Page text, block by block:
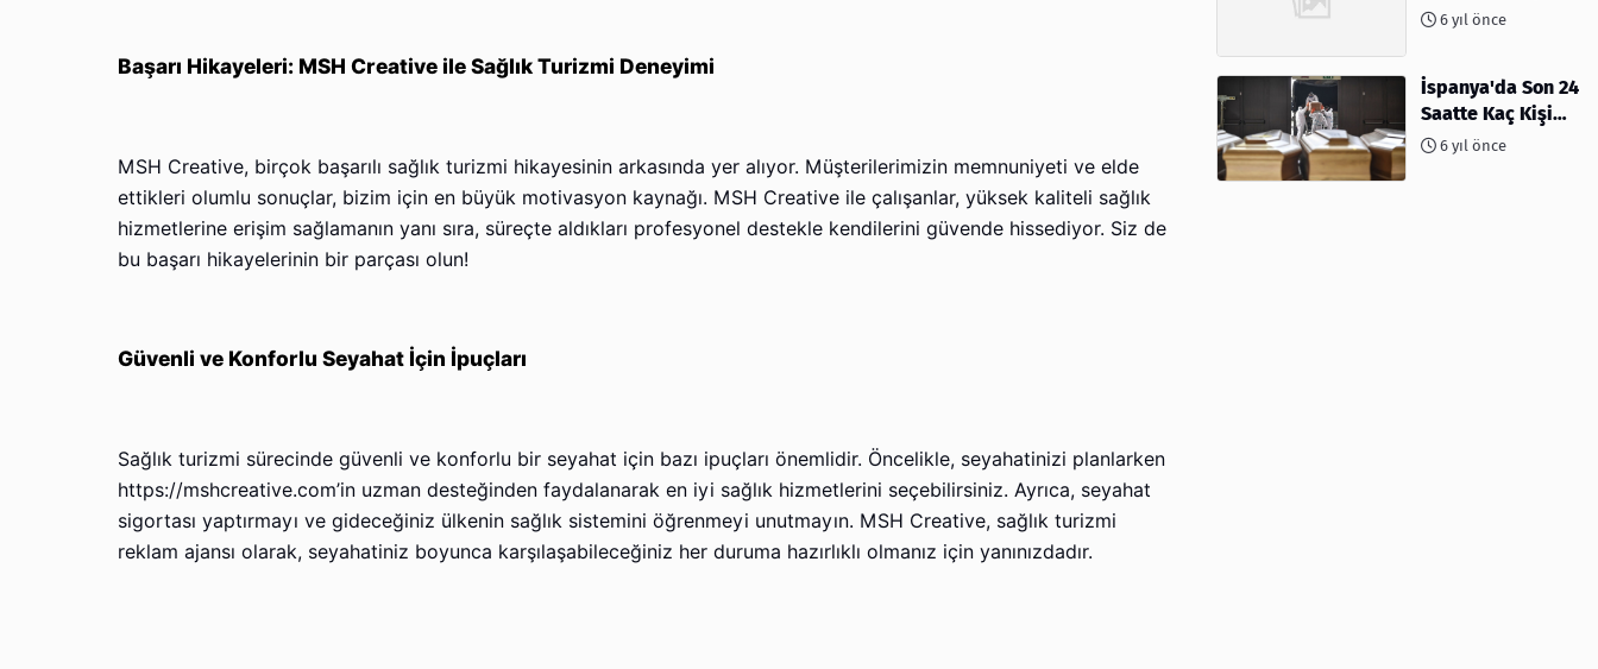
Başarı Hikayeleri: MSH Creative ile Sağlık Turizmi Deneyimi
MSH Creative, birçok başarılı sağlık turizmi hikayesinin arkasında yer alıyor. Müşterilerimizin memnuniyeti ve elde
ettikleri olumlu sonuçlar, bizim için en büyük motivasyon kaynağı. MSH Creative ile çalışanlar, yüksek kaliteli sağlık
hizmetlerine erişim sağlamanın yanı sıra, süreçte aldıkları profesyonel destekle kendilerini güvende hissediyor. Siz de
bu başarı hikayelerinin bir parçası olun!
Güvenli ve Konforlu Seyahat İçin İpuçları
Sağlık turizmi sürecinde güvenli ve konforlu bir seyahat için bazı ipuçları önemlidir. Öncelikle, seyahatinizi planlarken
https://mshcreative.com’in uzman desteğinden faydalanarak en iyi sağlık hizmetlerini seçebilirsiniz. Ayrıca, seyahat
sigortası yaptırmayı ve gideceğiniz ülkenin sağlık sistemini öğrenmeyi unutmayın. MSH Creative, sağlık turizmi
reklam ajansı olarak, seyahatiniz boyunca karşılaşabileceğiniz her duruma hazırlıklı olmanız için yanınızdadır.
Öldü - 06 Nisan
6 yıl önce
İspanya'da Son 24
Saatte Kaç Kişi
Öldü6 yıl önce